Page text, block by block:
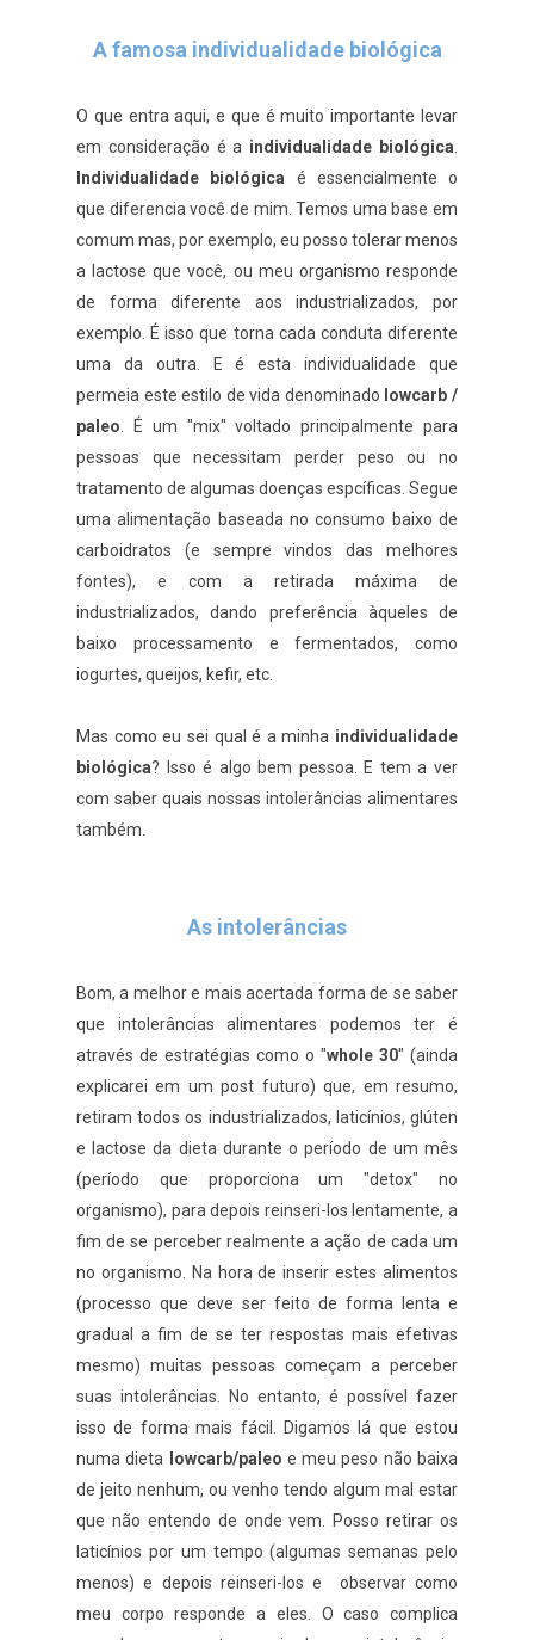
A famosa individualidade biológica
O que entra aqui, e que é muito importante levar
em consideração é a individualidade biológica
Individualidade biológica é essencialmente o
que diferencia você de mim. Temos uma base em
comum mas, por exemplo, eu posso tolerar menos
a lactose que você, ou meu organismo responde
de forma diferente aos industrializados, por
exemplo. É isso que torna cada conduta diferente
uma da outra. E é esta individualidade que
permeia este estilo de vida denominado lowcarb /
paleo . É um "mix" voltado principalmente para
pessoas que necessitam perder peso ou no
tratamento de algumas doenças espcíficas. Segue
uma alimentação baseada no consumo baixo de
carboidratos (e sempre vindos das melhores
fontes), e com a retirada máxima de
industrializados, dando preferência àqueles de
baixo processamento e fermentados, como
iogurtes, queijos, kefir, etc.
Mas como eu sei qual é a minha individualidade
biológica? Isso é algo bem pessoa. E tem a ver
com saber quais nossas intolerâncias alimentares
também.
As intolerâncias
Bom, a melhor e mais acertada forma de se saber
que intolerâncias alimentares podemos ter é
através de estratégias como o "whole 30" (ainda
explicarei em um post futuro) que, em resumo,
retiram todos os industrializados, laticínios, glúten
e lactose da dieta durante o período de um mês
(período que proporciona um "detox" no
organismo), para depois reinseri-los lentamente, a
fim de se perceber realmente a ação de cada um
no organismo. Na hora de inserir estes alimentos
(processo que deve ser feito de forma lenta e
gradual a fim de se ter respostas mais efetivas
mesmo) muitas pessoas começam a perceber
suas intolerâncias. No entanto, é possível fazer
isso de forma mais fácil. Digamos lá que estou
numa dieta
lowcarb/paleo e meu peso não baixa
de jeito nenhum, ou venho tendo algum mal estar
que não entendo de onde vem. Posso retirar os
laticínios por um tempo (algumas semanas pelo
menos) e depois reinseri-los e observar como
meu corpo responde a eles. O caso complica